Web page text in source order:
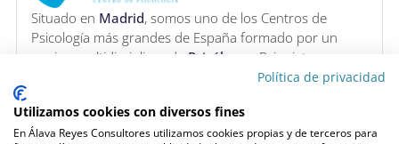
Situado en Madrid, somos uno de los Centros de
Psicología más grandes de España formado por un
equipo multidisciplinar de Psicólogos
, Psiquiatras,
Logopedas y Neuropsicólogos, que nos permite
terapia.
Política de privacidad
Utilizamos cookies con diversos fines
En Álava Reyes Consultores utilizamos cookies propias y de terceros para